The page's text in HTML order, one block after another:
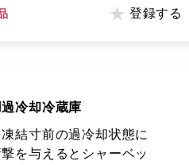
登録する
冷却冷蔵庫
結寸前の過冷却状態に
撃を与えるとシャーベッ